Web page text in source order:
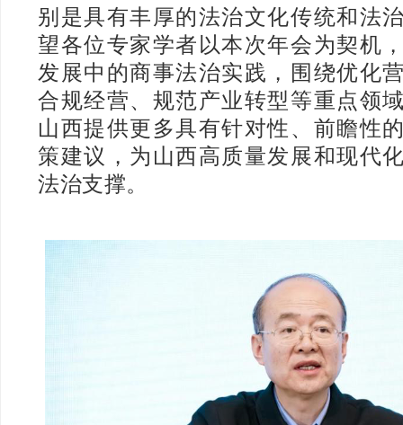
别是具有丰厚的法治文化传统和法
望各位专家学者以本次年会为契机
发展中的商事法治实践，围绕优化
合规经营、规范产业转型等重点领
山西提供更多具有针对性、前瞻性
策建议，为山西高质量发展和现代
法治支撑。